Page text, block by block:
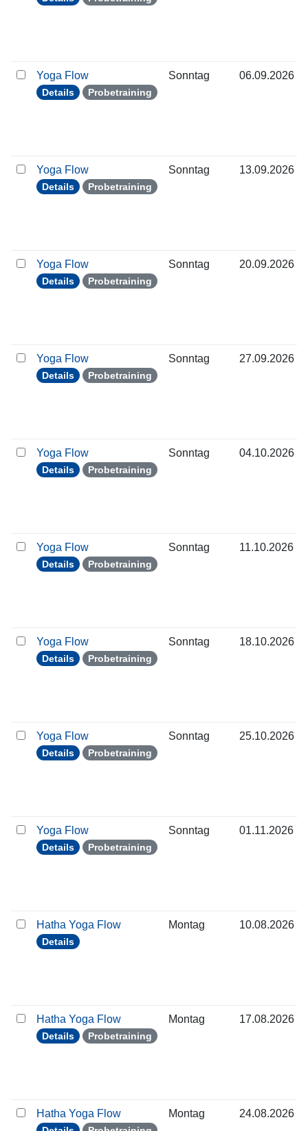
Yoga Flow
Details Probetraining
Sonntag 06.09.2026
Yoga Flow
Details Probetraining
Sonntag 13.09.2026
Yoga Flow
Details Probetraining
Sonntag 20.09.2026
Yoga Flow
Details Probetraining
Sonntag 27.09.2026
Yoga Flow
Details Probetraining
Sonntag 04.10.2026
Yoga Flow
Details Probetraining
Sonntag 11.10.2026
Yoga Flow
Details Probetraining
Sonntag 18.10.2026
Yoga Flow
Details Probetraining
Sonntag 25.10.2026
Yoga Flow
Details Probetraining
Sonntag 01.11.2026
Hatha Yoga Flow
Details
Montag 10.08.2026
Hatha Yoga Flow
Details Probetraining
Montag 17.08.2026
Hatha Yoga Flow Montag 24.08.2026